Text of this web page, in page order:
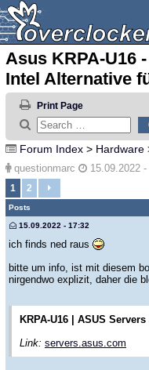
Asus KRPA-U16
Intel Alternative
Print Page
Forum Index > Hardware
questionmarc 15.09.2022
1 2
Posts
15.09.2022 - 17:32
ich finds ned raus
bitte um info, ist mit diesem
nirgendwo explizit, daher die
KRPA-U16 | ASUS
Link: servers.asus.com